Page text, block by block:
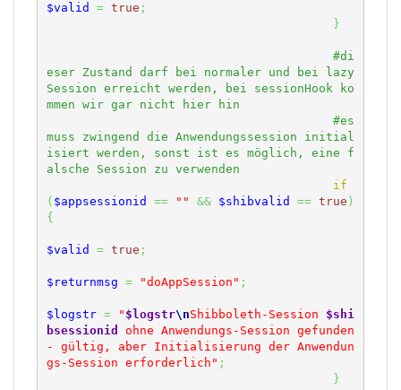
$valid = true ;
}
#di
eser Zustand darf bei normaler und bei lazy
Session erreicht werden, bei sessionHook ko
#es
muss zwingend die Anwendungssession initial
isiert werden, sonst ist es möglich, eine f
if
( $appsessionid == "" && $shibvalid == true )
{
$valid = true ;
$returnmsg = "doAppSession" ;
$logstr = " $logstr\nShibboleth-Session $shi
bsessionid
ohne Anwendungs-Session gefunden
- gültig, aber Initialisierung der Anwendun
gs-Session erforderlich" ;
}